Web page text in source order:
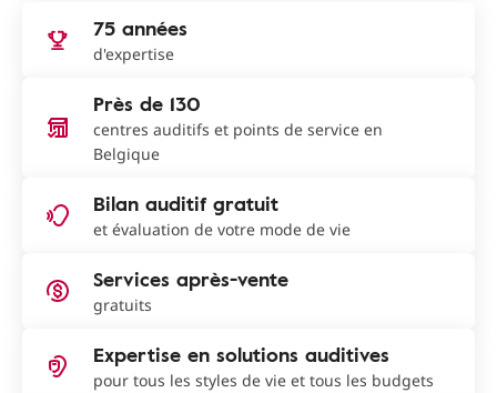
75 années
d'expertise
Près de 130
centres auditifs et points de service en
Belgique
Bilan auditif gratuit
et évaluation de votre mode de vie
Services après-vente
gratuits
Expertise en solutions auditives
pour tous les styles de vie et tous les budgets